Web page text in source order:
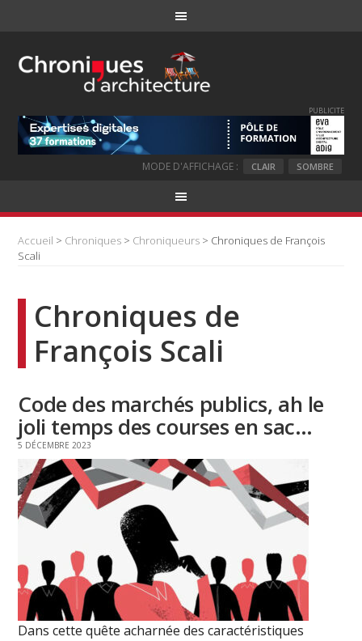
PUBLICITE
MODE D'AFFICHAGE : CLAIR SOMBRE
Accueil > Chroniques > Chroniqueurs > Chroniques de François
Scali
Chroniques de
François Scali
Code des marchés publics, ah le
joli temps des courses en sac…
5 DÉCEMBRE 2023
Dans cette quête acharnée des caractéristiques